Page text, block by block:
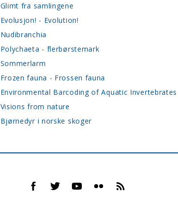
Glimt fra samlingene
Evolusjon! - Evolution!
Nudibranchia
Polychaeta - flerbørstemark
Sommerlarm
Frozen fauna - Frossen fauna
Environmental Barcoding of Aquatic Invertebrates
Visions from nature
Bjørnedyr i norske skoger